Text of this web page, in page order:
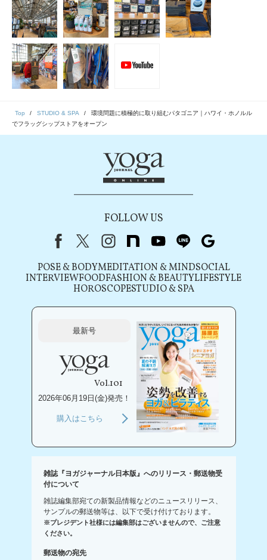
Top STUDIO & SPA
環境問題に積極的に取り組むパタゴニア｜ハワイ・ホノルル
でフラッグシップストアをオープン
FOLLOW US
FacebookX（旧Twitter）
instagram
note youtubeline
POSE & BODYMEDITATION & MINDSOCIAL
INTERVIEWFOODFASHION & BEAUTYLIFESTYLE
HOROSCOPESTUDIO & SPA
最新号
Vol.101
2026年06月19日(金)発売！
購入はこちら
雑誌『ヨガジャーナル日本版』へのリリース・郵送物受
付について
雑誌編集部宛ての新製品情報などのニュースリリース、
サンプルの郵送物等は、以下で受け付けております。
※プレジデント社様には編集部はございませんので、ご注意
ください。
郵送物の宛先